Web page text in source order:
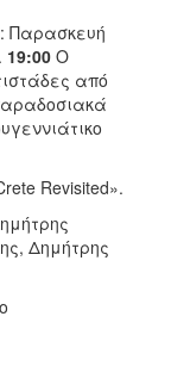
Παρασκευή
19:00 Ο
από
Revisited».
Δημήτρης